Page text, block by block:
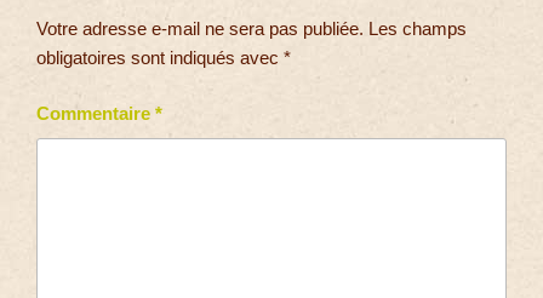
Votre adresse e-mail ne sera pas publiée. Les champs
obligatoires sont indiqués avec *
Commentaire *